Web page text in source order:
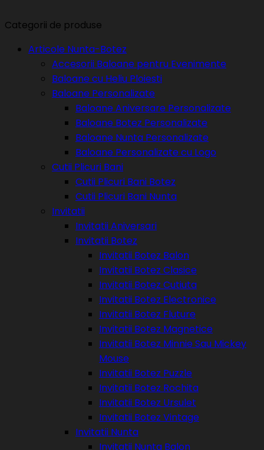
Categorii de produse
Articole Nunta-Botez
Accesorii Baloane pentru Evenimente
Baloane cu Heliu Ploiesti
Baloane Personalizate
Baloane Aniversare Personalizate
Baloane Botez Personalizate
Baloane Nunta Personalizate
Baloane Personalizate cu Logo
Cutii Plicuri Bani
Cutii Plicuri Bani Botez
Cutii Plicuri Bani Nunta
Invitatii
Invitatii Aniversari
Invitatii Botez
Invitatii Botez Balon
Invitatii Botez Clasice
Invitatii Botez Cutiuta
Invitatii Botez Electronice
Invitatii Botez Fluture
Invitatii Botez Magnetice
Invitatii Botez Minnie Sau Mickey
Mouse
Invitatii Botez Puzzle
Invitatii Botez Rochita
Invitatii Botez Ursulet
Invitatii Botez Vintage
Invitatii Nunta
Invitatii Nunta Balon